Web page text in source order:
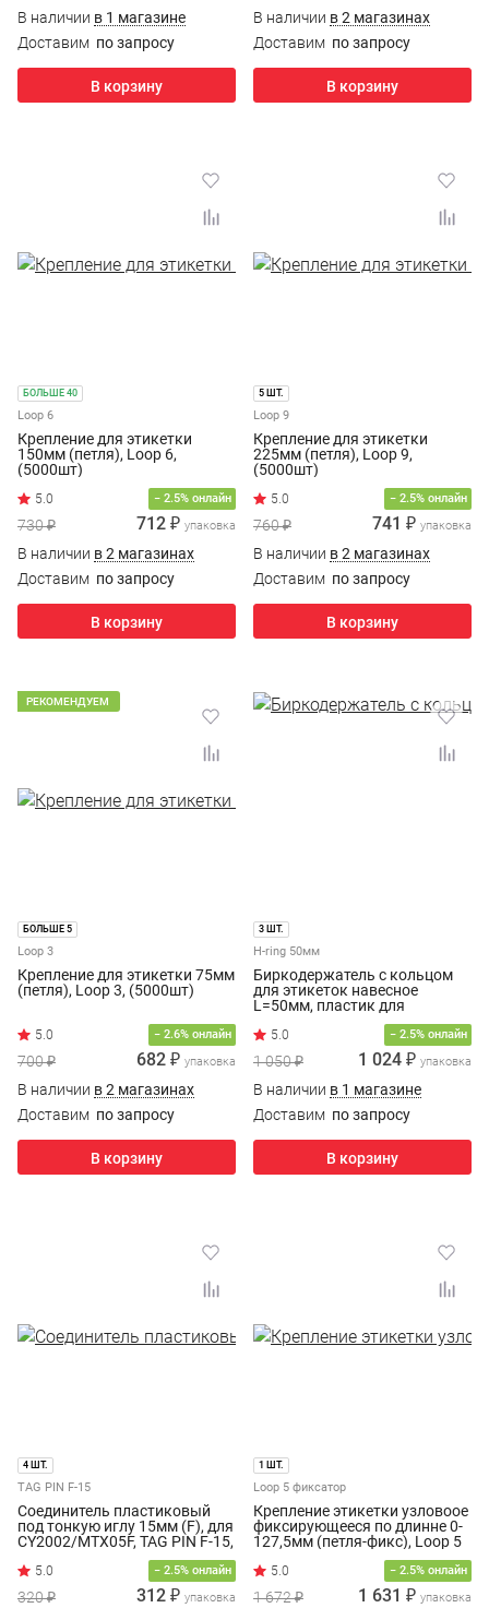
В наличии в 1 магазине
Доставим по запросу
В корзину
В наличии в 2 магазинах
Доставим по запросу
В корзину
БОЛЬШЕ 40
Loop 6
Крепление для этикетки
150мм (петля), Loop 6,
(5000шт)
− 2.5% онлайн
730 ₽ 712 ₽ упаковка
В наличии в 2 магазинах
Доставим по запросу
В корзину
5 ШТ.
Loop 9
Крепление для этикетки
225мм (петля), Loop 9,
(5000шт)
− 2.5% онлайн
760 ₽ 741 ₽ упаковка
В наличии в 2 магазинах
Доставим по запросу
В корзину
РЕКОМЕНДУЕМ
БОЛЬШЕ 5
Loop 3
Крепление для этикетки 75мм
(петля), Loop 3, (5000шт)
− 2.6% онлайн
700 ₽ 682 ₽ упаковка
В наличии в 2 магазинах
Доставим по запросу
В корзину
3 ШТ.
H-ring 50мм
Биркодержатель с кольцом
для этикеток навесное
L=50мм, пластик для
МТХ-05R/Arrow-9s, H-ring
(5000шт)
− 2.5% онлайн
1 050 ₽ 1 024 ₽ упаковка
В наличии в 1 магазине
Доставим по запросу
В корзину
4 ШТ.
TAG PIN F-15
Соединитель пластиковый
под тонкую иглу 15мм (F), для
CY2002/MTX05F, TAG PIN F-15,
− 2.5% онлайн
320 ₽ 312 ₽ упаковка
1 ШТ.
Loop 5 фиксатор
Крепление этикетки узловоое
фиксирующееся по длинне 0-
127,5мм (петля-фикс), Loop 5
фиксатор (5000шт)
− 2.5% онлайн
1 672 ₽ 1 631 ₽ упаковка